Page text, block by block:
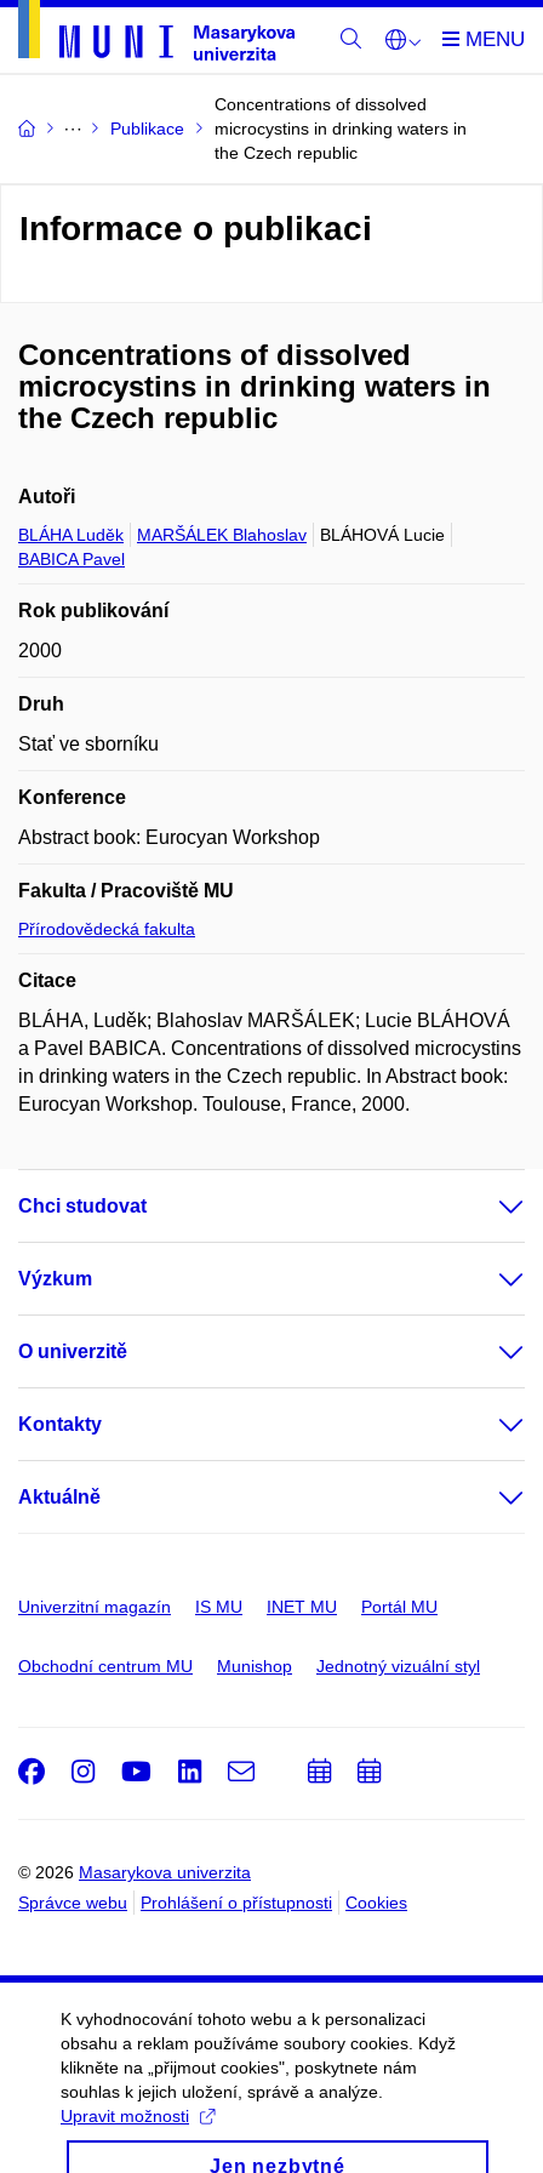
Publikace
Concentrations of dissolved
microcystins in drinking waters in
the Czech republic
Informace o publikaci
Concentrations of dissolved
microcystins in drinking waters in
the Czech republic
Autoři
BLÁHA Luděk MARŠÁLEK Blahoslav
BLÁHOVÁ Lucie
BABICA Pavel
Rok publikování
2000
Druh
Stať ve sborníku
Konference
Abstract book: Eurocyan Workshop
Fakulta / Pracoviště MU
Přírodovědecká fakulta
Citace
BLÁHA, Luděk; Blahoslav MARŠÁLEK; Lucie BLÁHOVÁ
a Pavel BABICA. Concentrations of dissolved microcystins
in drinking waters in the Czech republic. In Abstract book:
Eurocyan Workshop. Toulouse, France, 2000.
Chci studovat
Výzkum
O univerzitě
Kontakty
Aktuálně
Univerzitní magazín IS MU INET MU Portál MU
Obchodní centrum MU Munishop Jednotný vizuální styl
© 2026 Masarykova univerzita
Správce webu
Prohlášení o přístupnosti Cookies
Facebook
Instagram
Youtube
LinkedIn
e-
PřidatPřidat
K vyhodnocování tohoto webu a k personalizaci
obsahu a reklam používáme soubory cookies. Když
klikněte na „přijmout cookies", poskytnete nám
souhlas k jejich uložení, správě a analýze.
Upravit možnosti
Jen nezbytné